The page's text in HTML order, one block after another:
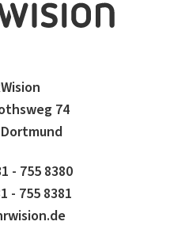
74
- 755 8380
- 755 8381